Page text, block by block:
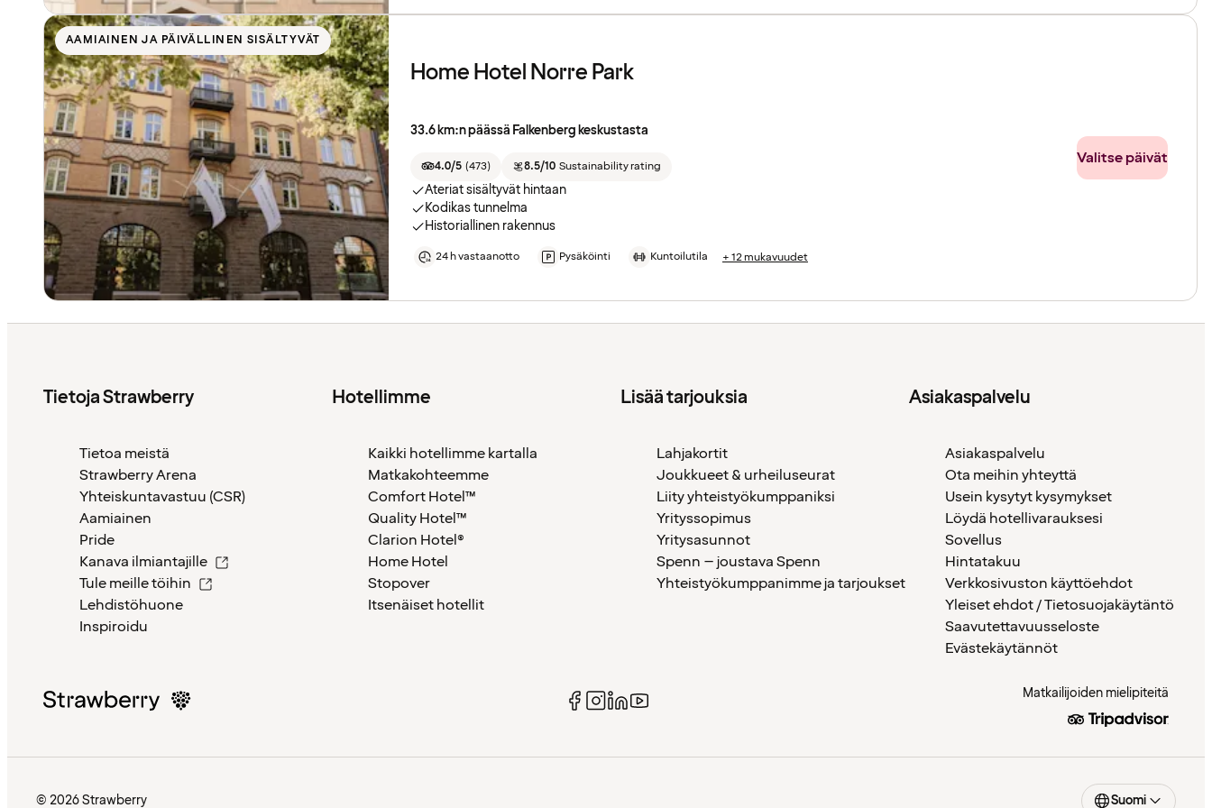
AAMIAINEN JA PÄIVÄLLINEN SISÄLTYVÄT
Home Hotel Norre Park
33.6 km:n päässä Falkenberg keskustasta
4.0/5 (473) 8.5/10 Sustainability rating
Ateriat sisältyvät hintaan
Kodikas tunnelma
Historiallinen rakennus
24 h vastaanotto Pysäköinti Kuntoilutila + 12 mukavuudet
Valitse päivät
Tietoja Strawberry
Tietoa meistä
Strawberry Arena
Yhteiskuntavastuu (CSR)
Aamiainen
Pride
Kanava ilmiantajille
Tule meille töihin
Lehdistöhuone
Inspiroidu
Hotellimme
Kaikki hotellimme kartalla
Matkakohteemme
Comfort Hotel™
Quality Hotel™
Clarion Hotel®
Home Hotel
Stopover
Itsenäiset hotellit
Lisää tarjouksia
Lahjakortit
Joukkueet & urheiluseurat
Liity yhteistyökumppaniksi
Yrityssopimus
Yritysasunnot
Spenn – joustava Spenn
Yhteistyökumppanimme ja tarjoukset
Asiakaspalvelu
Asiakaspalvelu
Ota meihin yhteyttä
Usein kysytyt kysymykset
Löydä hotellivarauksesi
Sovellus
Hintatakuu
Verkkosivuston käyttöehdot
Yleiset ehdot / Tietosuojakäytäntö
Saavutettavuusseloste
Evästekäytännöt
Matkailijoiden mielipiteitä
© 2026 Strawberry Suomi